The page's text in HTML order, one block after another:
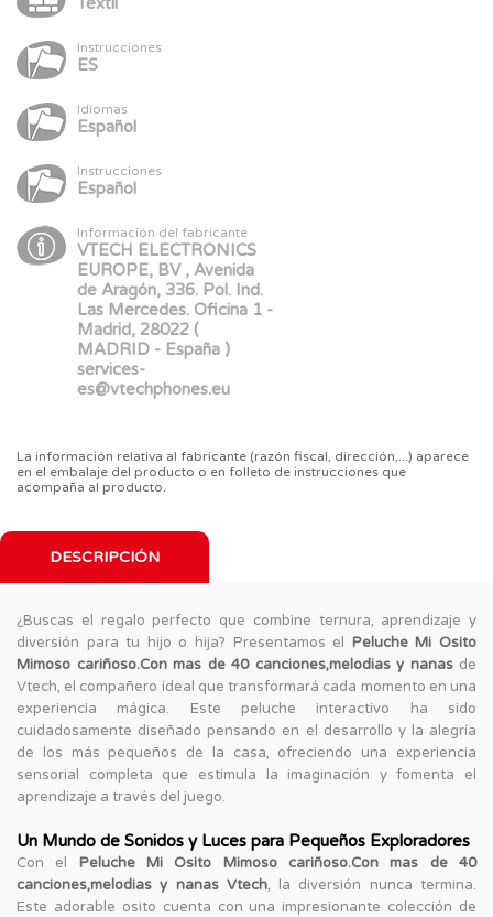
Instrucciones
ES
Idiomas
Español
Instrucciones
Español
Información del fabricante
VTECH ELECTRONICS
EUROPE, BV , Avenida
de Aragón, 336. Pol. Ind.
Las Mercedes. Oficina 1 -
Madrid, 28022 (
MADRID - España )
services-
es@vtechphones.eu
La información relativa al fabricante (razón fiscal, dirección,...) aparece
en el embalaje del producto o en folleto de instrucciones que
acompaña al producto.
DESCRIPCIÓN
¿Buscas el regalo perfecto que combine ternura, aprendizaje y
diversión para tu hijo o hija? Presentamos el Peluche Mi Osito
Mimoso cariñoso.Con mas de 40 canciones,melodias y nanasde
Vtech, el compañero ideal que transformará cada momento en una
experiencia mágica. Este peluche interactivo ha sido
cuidadosamente diseñado pensando en el desarrollo y la alegría
de los más pequeños de la casa, ofreciendo una experiencia
sensorial completa que estimula la imaginación y fomenta el
aprendizaje a través del juego.
Un Mundo de Sonidos y Luces para Pequeños Exploradores
Con el Peluche Mi Osito Mimoso cariñoso.Con mas de 40
canciones,melodias y nanas Vtech, la diversión nunca termina.
Este adorable osito cuenta con una impresionante colección de